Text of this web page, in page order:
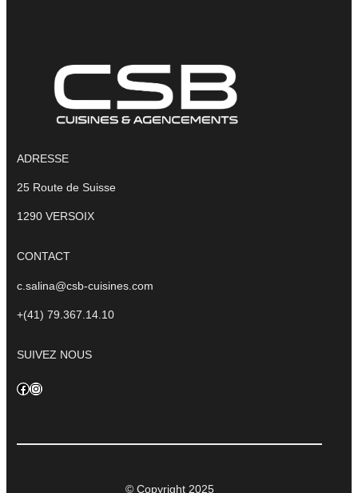
ADRESSE
25 Route de Suisse
1290 VERSOIX
CONTACT
c.salina@csb-cuisines.com
+(41) 79.367.14.10
SUIVEZ NOUS
Facebook Instagram
© Copyright 2025